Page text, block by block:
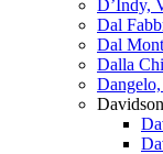
D’Indy,
Dal
Dal
Dalla